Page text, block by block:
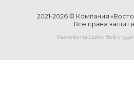
2021-2026 © Компания
Все права
Разработка сайта Веб-